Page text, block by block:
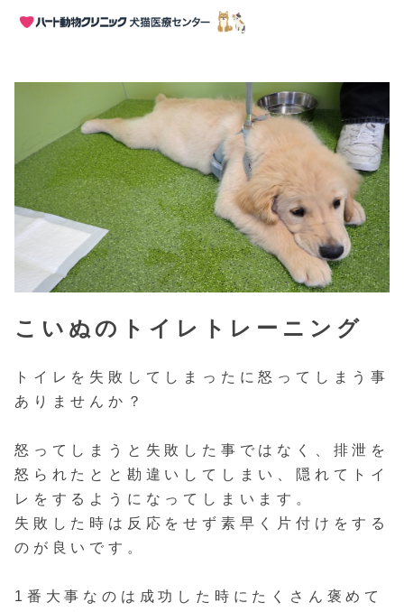
HOME>動物お役立ち情報>
こいぬのトイレトレーニング
トイレを失敗してしまったに怒ってしまう事
ありませんか？
怒ってしまうと失敗した事ではなく、排泄を
怒られたとと勘違いしてしまい、隠れてトイ
レをするようになってしまいます。
失敗した時は反応をせず素早く片付けをする
のが良いです。
1番大事なのは成功した時にたくさん褒めて